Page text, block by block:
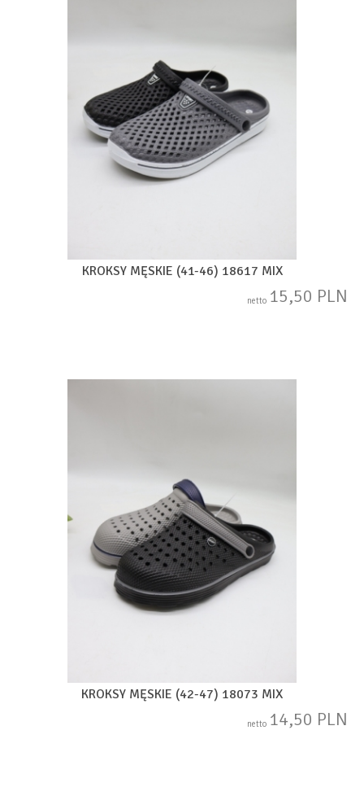
KROKSY MĘSKIE (41-46) 18617 MIX
netto 15,50 PLN
KROKSY MĘSKIE (42-47) 18073 MIX
netto 14,50 PLN